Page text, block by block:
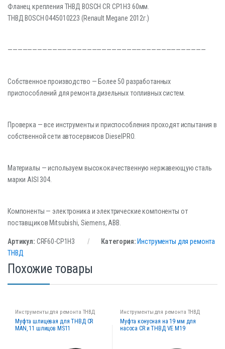
Фланец крепления ТНВД BOSCH CR CP1H3 60мм.
ТНВД BOSCH 0445010223 (Renault Megane 2012г.)
————————————————————————————————————————
Собственное производство — Более 50 разработанных
приспособлений для ремонта дизельных топливных систем.
Проверка — все инструменты и приспособления проходят испытания в
собственной сети автосервисов DieselPRO.
Материалы — используем высококачественную нержавеющую сталь
марки AISI 304.
Компоненты — электроника и электрические компоненты от
поставщиков Mitsubishi, Siemens, ABB.
Артикул: CRF60-CP1H3 Категория: Инструменты для ремонта
ТНВД
Похожие товары
Инструменты для ремонта ТНВД
Муфта шлицевая для ТНВД CR
MAN, 11 шлицов MS11
Инструменты для ремонта ТНВД
Муфта конусная на 19 мм для
насоса CR и ТНВД VE M19